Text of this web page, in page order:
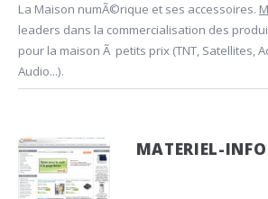
La Maison numÃ©rique et ses accessoires.
leaders dans la commercialisation des
pour la maison Ã petits prix (TNT, Satellites,
Audio...).
MATERIEL-